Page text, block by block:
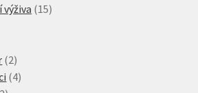
výživa 1515
22
produkty
44